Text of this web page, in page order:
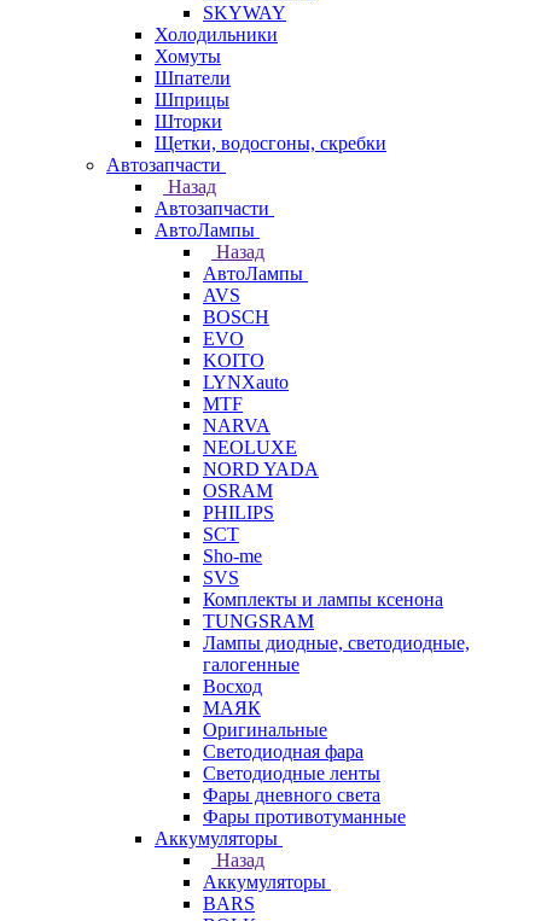
SKYWAY
Холодильники
Хомуты
Шпатели
Шприцы
Шторки
Щетки, водосгоны, скребки
Автозапчасти
Назад
Автозапчасти
АвтоЛампы
Назад
АвтоЛампы
AVS
BOSCH
EVO
KOITO
LYNXauto
MTF
NARVA
NEOLUXE
NORD YADA
OSRAM
PHILIPS
SCT
Sho-me
SVS
Комплекты и лампы ксенона
TUNGSRAM
Лампы диодные, светодиодные,
галогенные
Восход
МАЯК
Оригинальные
Светодиодная фара
Светодиодные ленты
Фары дневного света
Фары противотуманные
Аккумуляторы
Назад
Аккумуляторы
BARS